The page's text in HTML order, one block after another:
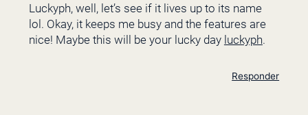
Luckyph, well, let’s see if it lives up to its name
lol. Okay, it keeps me busy and the features are
nice! Maybe this will be your lucky day luckyph.
Responder